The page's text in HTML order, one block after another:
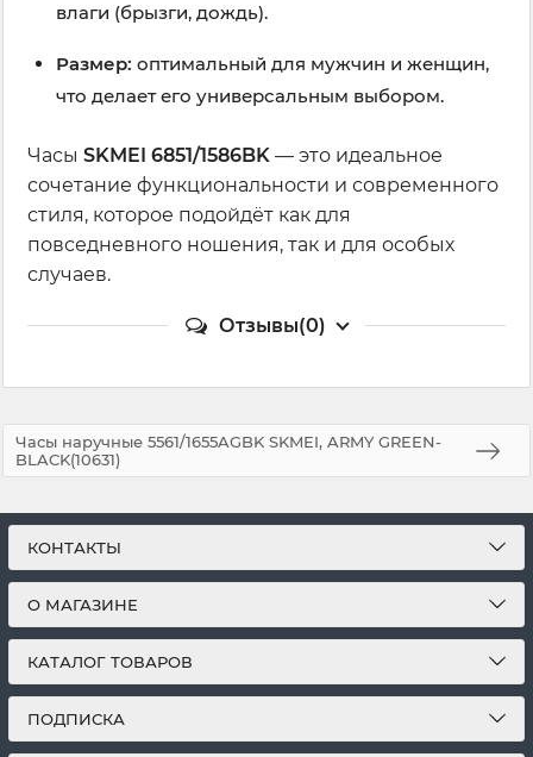
влаги (брызги, дождь).
Размер: оптимальный для мужчин и женщин,
что делает его универсальным выбором.
Часы SKMEI 6851/1586BK — это идеальное
сочетание функциональности и современного
стиля, которое подойдёт как для
повседневного ношения, так и для особых
случаев.
Отзывы(0)
Часы наручные 5561/1655AGBK SKMEI, ARMY GREEN-
BLACK(10631)
КОНТАКТЫ
О МАГАЗИНЕ
КАТАЛОГ ТОВАРОВ
ПОДПИСКА